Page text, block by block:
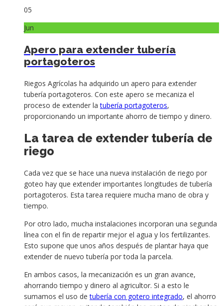
05
Jun
Apero para extender tubería
portagoteros
Riegos Agrícolas ha adquirido un apero para extender
tubería portagoteros. Con este apero se mecaniza el
proceso de extender latubería portagoteros,
proporcionando un importante ahorro de tiempo y dinero.
La tarea de extender tubería de
riego
Cada vez que se hace una nueva instalación de riego por
goteo hay que extender importantes longitudes de tubería
portagoteros. Esta tarea requiere mucha mano de obra y
tiempo.
Por otro lado, mucha instalaciones incorporan una segunda
línea con el fin de repartir mejor el agua y los fertilizantes.
Esto supone que unos años después de plantar haya que
extender de nuevo tubería por toda la parcela.
En ambos casos, la mecanización es un gran avance,
ahorrando tiempo y dinero al agricultor. Si a esto le
sumamos el uso detubería con gotero integrado, el ahorro